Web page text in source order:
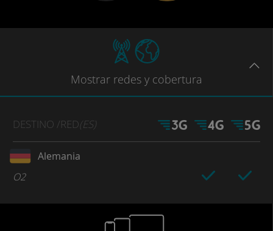
Mostrar redes y cobertura
DESTINO /RED(ES)
Alemania
O2